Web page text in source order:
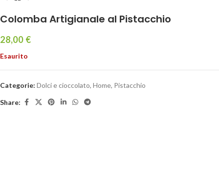
Colomba Artigianale al Pistacchio
28,00 €
Esaurito
Categorie: Dolci e cioccolato, Home, Pistacchio
Share: